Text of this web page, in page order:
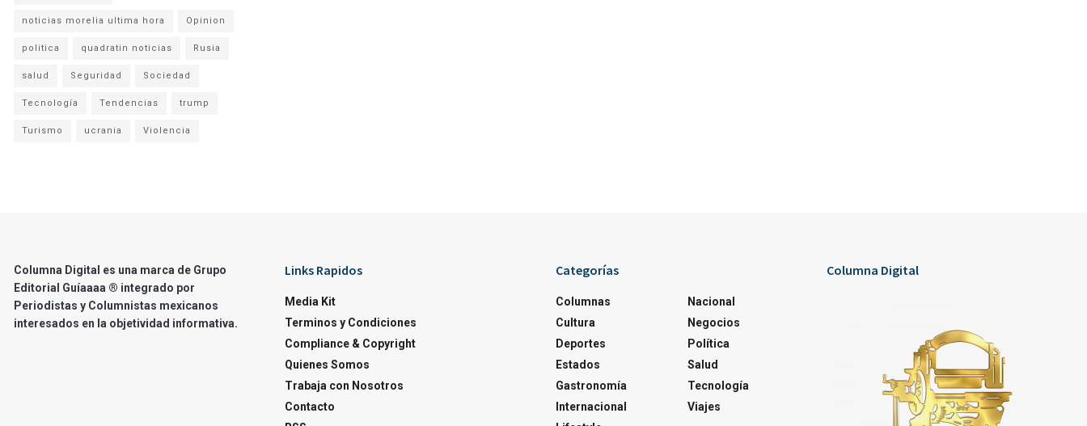
noticias morelia ultima hora Opinion
politica quadratin noticias Rusia
salud Seguridad Sociedad
Tecnología Tendencias trump
Turismo ucrania Violencia
Columna Digital es una marca de Grupo
Editorial Guíaaaa ® integrado por
Periodistas y Columnistas mexicanos
interesados en la objetividad informativa.
Links Rapidos
Media Kit
Terminos y Condiciones
Compliance & Copyright
Quienes Somos
Trabaja con Nosotros
Contacto
Categorías
Columnas
Cultura
Deportes
Estados
Gastronomía
Internacional
Nacional
Negocios
Política
Salud
Tecnología
Viajes
Columna Digital